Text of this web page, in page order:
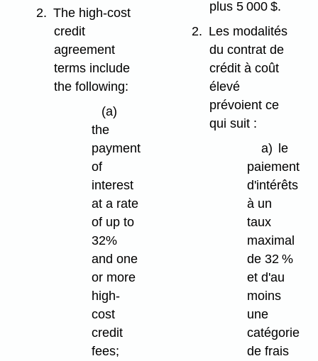
2. The high-cost
credit
agreement
terms include
the following:
(a)
the
payment
of
interest
at a rate
of up to
32%
and one
or more
high-
cost
credit
fees;
plus 5 000 $.
2. Les modalités
du contrat de
crédit à coût
élevé
prévoient ce
qui suit :
a) le
paiement
d'intérêts
à un
taux
maximal
de 32 %
et d'au
moins
une
catégorie
de frais